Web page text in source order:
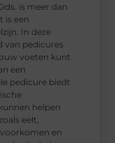
is meer dan
is een
In deze
van pedicures
voeten kunt
een
pedicure biedt
helpen
eelt,
en